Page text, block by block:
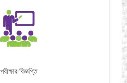
পরীক্ষার বিজ্ঞপ্তি